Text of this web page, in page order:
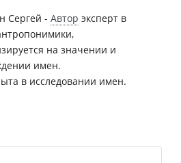
Сергей - Автор эксперт в
на значении и
имен.
в исследовании имен.